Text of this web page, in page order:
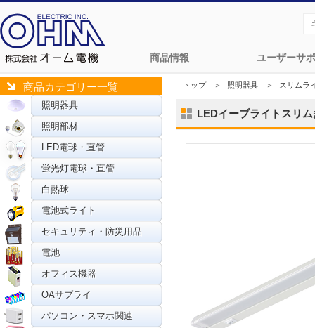
商品情報 ユーザーサ
商品カテゴリー一覧
照明器具
照明部材
LED電球・直管
蛍光灯電球・直管
白熱球
電池式ライト
セキュリティ・防災用品
電池
オフィス機器
OAサプライ
パソコン・スマホ関連
トップ＞ 照明器具 ＞ スリムラ
LEDイーブライトスリ